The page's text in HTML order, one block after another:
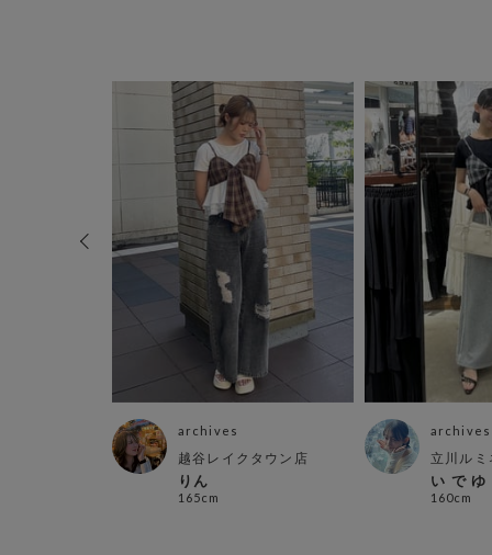
archives
越谷レイクタウン店
りん
165cm
archives
立川ルミ
い で ゆ
160cm